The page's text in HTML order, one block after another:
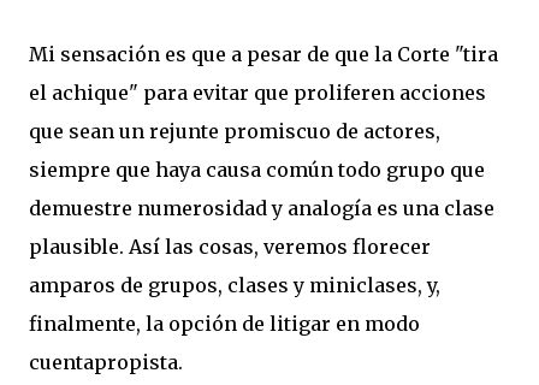
Mi sensación es que a pesar de que la Corte "tira
el achique" para evitar que proliferen acciones
que sean un rejunte promiscuo de actores,
siempre que haya causa común todo grupo que
demuestre numerosidad y analogía es una clase
plausible. Así las cosas, veremos florecer
amparos de grupos, clases y miniclases, y,
finalmente, la opción de litigar en modo
cuentapropista.